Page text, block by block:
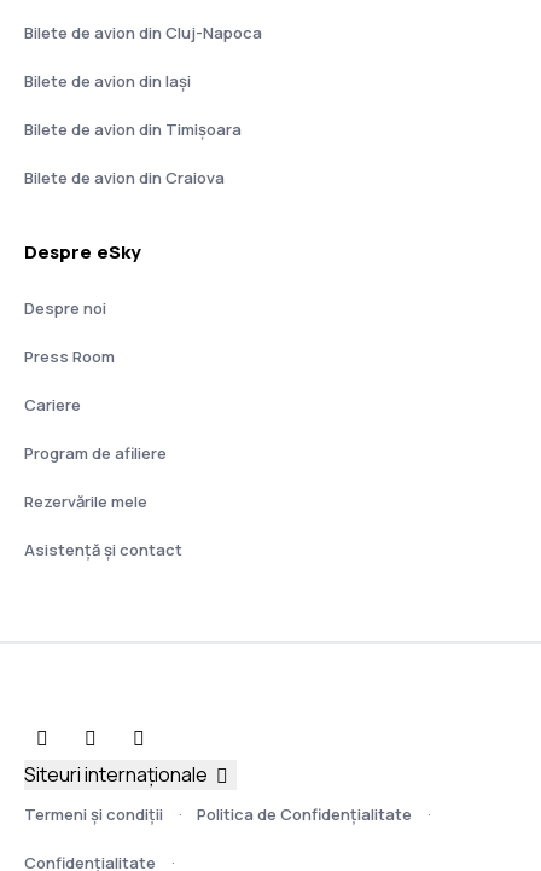
Bilete de avion din Cluj-Napoca
Bilete de avion din Iași
Bilete de avion din Timișoara
Bilete de avion din Craiova
Despre eSky
Despre noi
Press Room
Cariere
Program de afiliere
Rezervările mele
Asistenţă şi contact
Termeni şi condiţii Politica de Confidențialitate
Confidențialitate
Siteuri internaționale